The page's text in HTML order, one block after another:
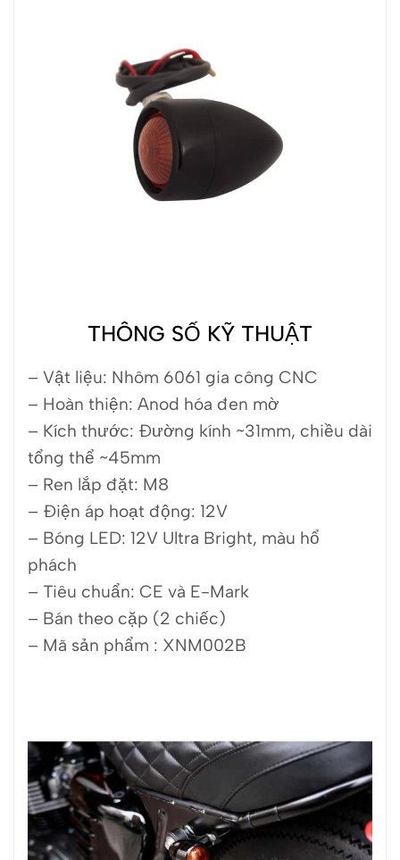
THÔNG SỐ KỸ THUẬT
– Vật liệu: Nhôm 6061 gia công CNC
– Hoàn thiện: Anod hóa đen mờ
– Kích thước: Đường kính ~31mm, chiều dài
tổng thể ~45mm
– Ren lắp đặt: M8
– Điện áp hoạt động: 12V
– Bóng LED: 12V Ultra Bright, màu hổ
phách
– Tiêu chuẩn: CE và E-Mark
– Bán theo cặp (2 chiếc)
– Mã sản phẩm : XNM002B